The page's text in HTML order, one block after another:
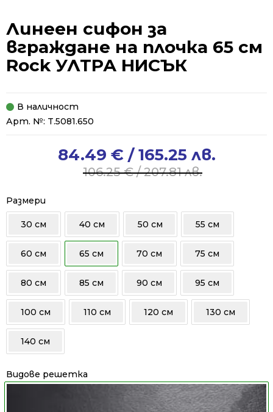
Линеен сифон за
вграждане на плочка 65 см
Rock УЛТРА НИСЪК
В наличност
Арт. №: T.5081.650
106.25€/ 207.81 лв.
106.25 €
/
207.81 лв..
84.49 € / 165.25 лв.
84.49 €
/
165.25 лв..
Размери
30 см 40 см 50 см 55 см
60 см 65 см 70 см 75 см
80 см 85 см 90 см 95 см
100 см 110 см 120 см 130 см
140 см
Видове решетка